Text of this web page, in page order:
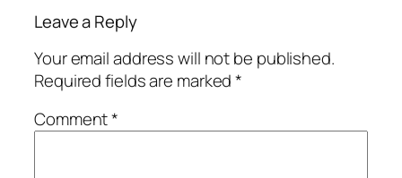
Leave a Reply
Your email address will not be published.
Required fields are marked*
Comment*